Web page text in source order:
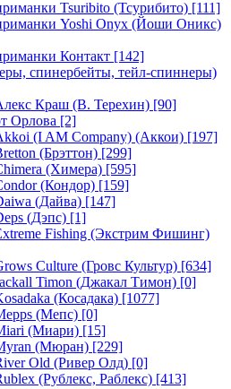
Tsuribito (Тсурибито) [111]
Yoshi Onyx (Йоши Оникс)
Контакт [142]
спинербейты, тейл-спиннеры)
Краш (В. Терехин) [90]
Орлова [2]
(I AM Company) (Аккои) [197]
(Брэттон) [299]
(Химера) [595]
(Кондор) [159]
(Дайва) [147]
(Дэпс) [1]
Fishing (Экстрим Фишинг)
Culture (Гровс Культур) [634]
Timon (Джакал Тимон) [0]
(Косадака) [1077]
(Мепс) [0]
(Миари) [15]
(Мюран) [229]
Old (Ривер Олд) [0]
(Рублекс, Раблекс) [413]